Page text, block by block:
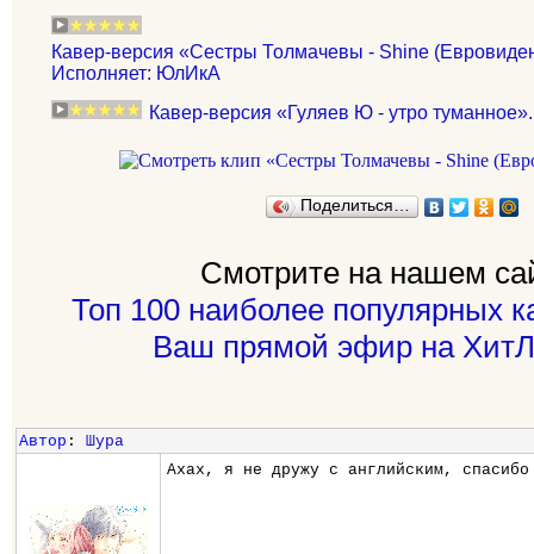
Кавер-версия «Сестры Толмачевы - Shine
Исполняет: ЮлИкА
Кавер-версия «Гуляев Ю - утро
Поделиться…
Смотрите на нашем
Топ 100 наиболее популярных
Ваш прямой эфир на
Автор : Шура
Ахах, я не дружу с английским,